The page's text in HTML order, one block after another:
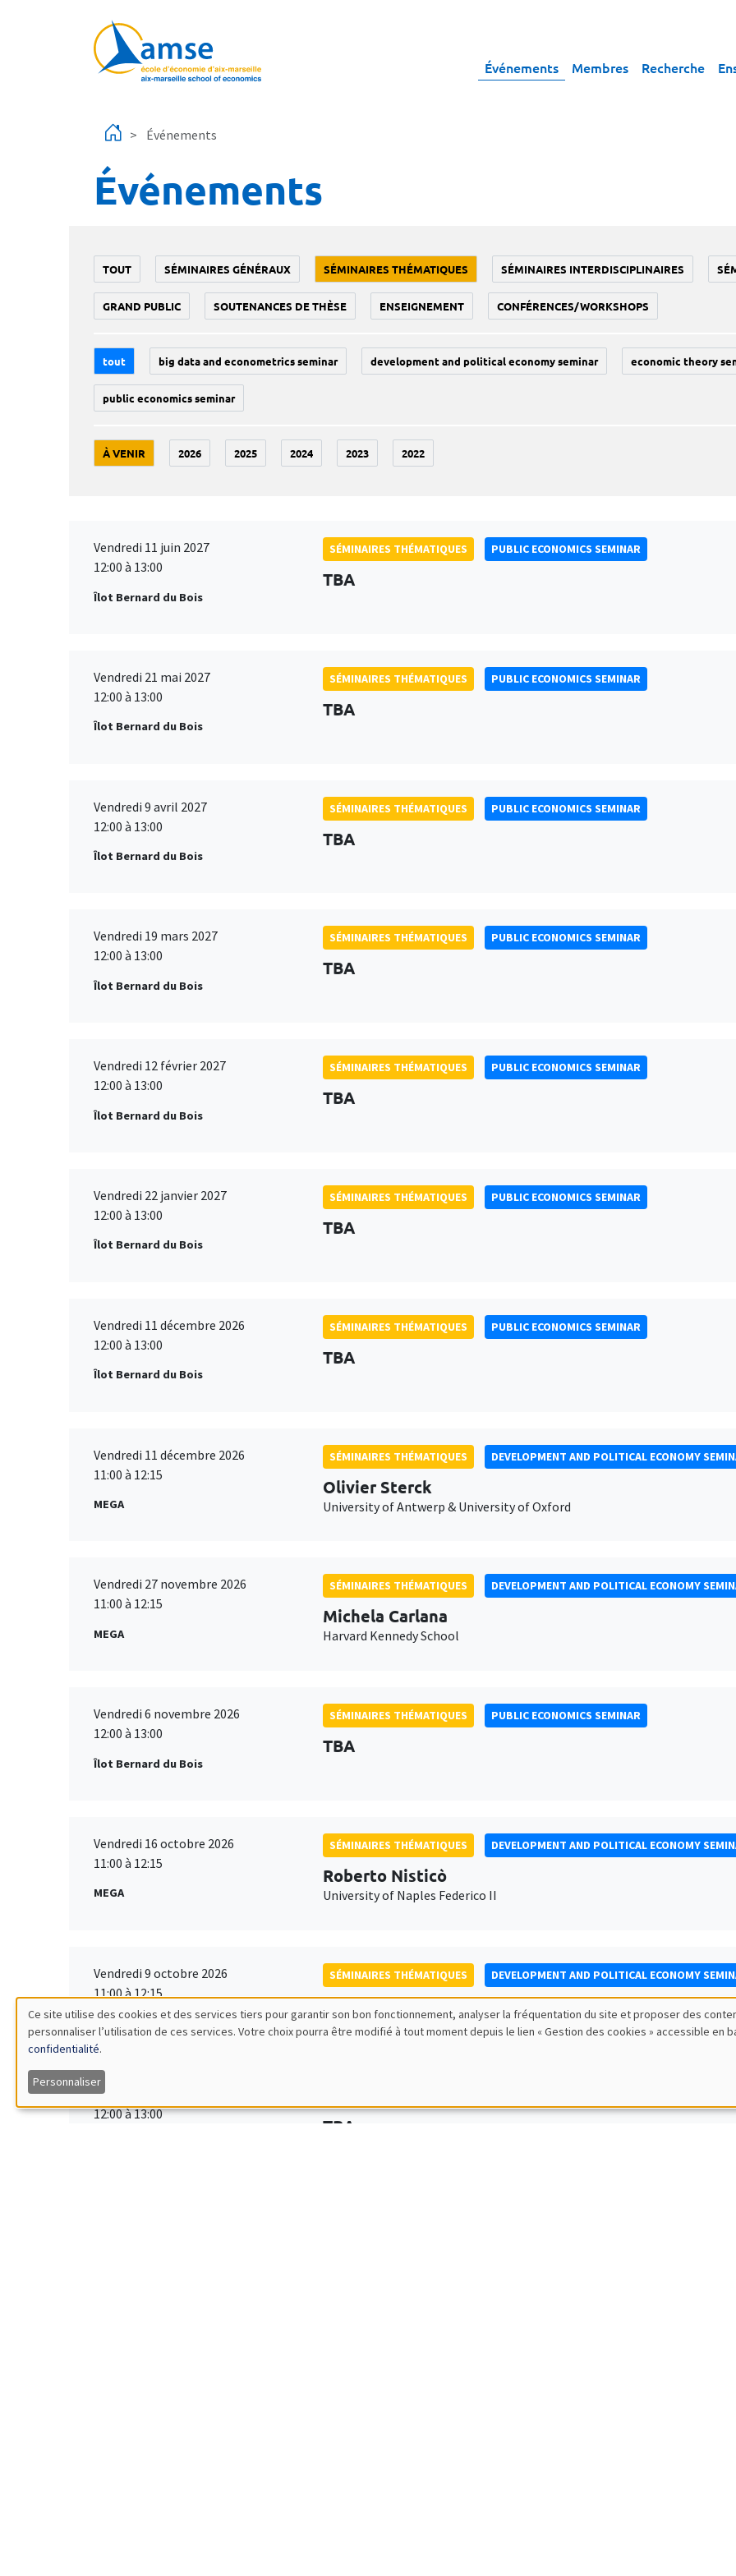
Événements Membres Recherche
Événements
Événements
TOUT SÉMINAIRES GÉNÉRAUX SÉMINAIRES THÉMATIQUES SÉMINAIRES INTERDISCIPLINAIRES
GRAND PUBLIC SOUTENANCES DE THÈSE ENSEIGNEMENT CONFÉRENCES/WORKSHOPS
tout big data and econometrics seminar development and political economy seminar economic theory
public economics seminar
À VENIR 2026 2025 2024 2023 2022
Vendredi 11 juin 2027
12:00 à 13:00
Îlot Bernard du Bois
SÉMINAIRES THÉMATIQUES PUBLIC ECONOMICS SEMINAR
TBA
Vendredi 21 mai 2027
12:00 à 13:00
Îlot Bernard du Bois
SÉMINAIRES THÉMATIQUES PUBLIC ECONOMICS SEMINAR
TBA
Vendredi 9 avril 2027
12:00 à 13:00
Îlot Bernard du Bois
SÉMINAIRES THÉMATIQUES PUBLIC ECONOMICS SEMINAR
TBA
Vendredi 19 mars 2027
12:00 à 13:00
Îlot Bernard du Bois
SÉMINAIRES THÉMATIQUES PUBLIC ECONOMICS SEMINAR
TBA
Vendredi 12 février 2027
12:00 à 13:00
Îlot Bernard du Bois
SÉMINAIRES THÉMATIQUES PUBLIC ECONOMICS SEMINAR
TBA
Vendredi 22 janvier 2027
12:00 à 13:00
Îlot Bernard du Bois
SÉMINAIRES THÉMATIQUES PUBLIC ECONOMICS SEMINAR
TBA
Vendredi 11 décembre 2026
12:00 à 13:00
Îlot Bernard du Bois
SÉMINAIRES THÉMATIQUES PUBLIC ECONOMICS SEMINAR
TBA
Vendredi 11 décembre 2026
11:00 à 12:15
MEGA
SÉMINAIRES THÉMATIQUES DEVELOPMENT AND POLITICAL ECONOMY
Olivier Sterck
University of Antwerp & University of Oxford
Vendredi 27 novembre 2026
11:00 à 12:15
MEGA
SÉMINAIRES THÉMATIQUES DEVELOPMENT AND POLITICAL ECONOMY
Michela Carlana
Harvard Kennedy School
Vendredi 6 novembre 2026
12:00 à 13:00
Îlot Bernard du Bois
SÉMINAIRES THÉMATIQUES PUBLIC ECONOMICS SEMINAR
TBA
Vendredi 16 octobre 2026
11:00 à 12:15
MEGA
SÉMINAIRES THÉMATIQUES DEVELOPMENT AND POLITICAL ECONOMY
Roberto Nisticò
University of Naples Federico II
Vendredi 9 octobre 2026
11:00 à 12:15
SÉMINAIRES THÉMATIQUES DEVELOPMENT AND POLITICAL ECONOMY
Jean Lee
World Bank
Vendredi 2 octobre 2026
12:00 à 13:00
TBA
Utilisation
des
données
Ce site utilise des cookies et des services tiers pour garantir son bon fonctionnement, analyser la fréquentation du site et proposer des
personnaliser l’utilisation de ces services. Votre choix pourra être modifié à tout moment depuis le lien « Gestion des cookies » accessible en
confidentialité.
Personnaliser